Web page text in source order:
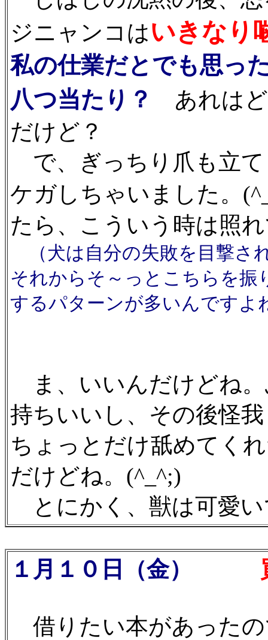
ジニャンコはいきなり
私の仕業だとでも思っ
八つ当たり？
あれは
だけど？
で、ぎっちり爪も立
ケガしちゃいました。
たら、こういう時は照
（犬は自分の失敗を目撃さ
それからそ～っとこちらを振
するパターンが多いんですよ
ま、いいんだけどね
持ちいいし、その後怪
ちょっとだけ舐めてく
だけどね。(^_^;)
とにかく、獣は可愛い
１月１０日（金） 買
借りたい本があった